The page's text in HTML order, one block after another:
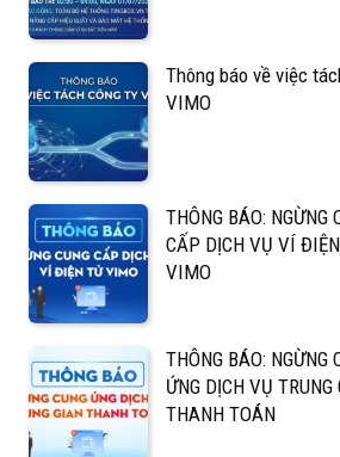
Thông báo về việc
VIMO
THÔNG BÁO: NGỪNG
CẤP DỊCH VỤ VÍ
VIMO
THÔNG BÁO: NGỪNG
ỨNG DỊCH VỤ TRUNG
THANH TOÁN